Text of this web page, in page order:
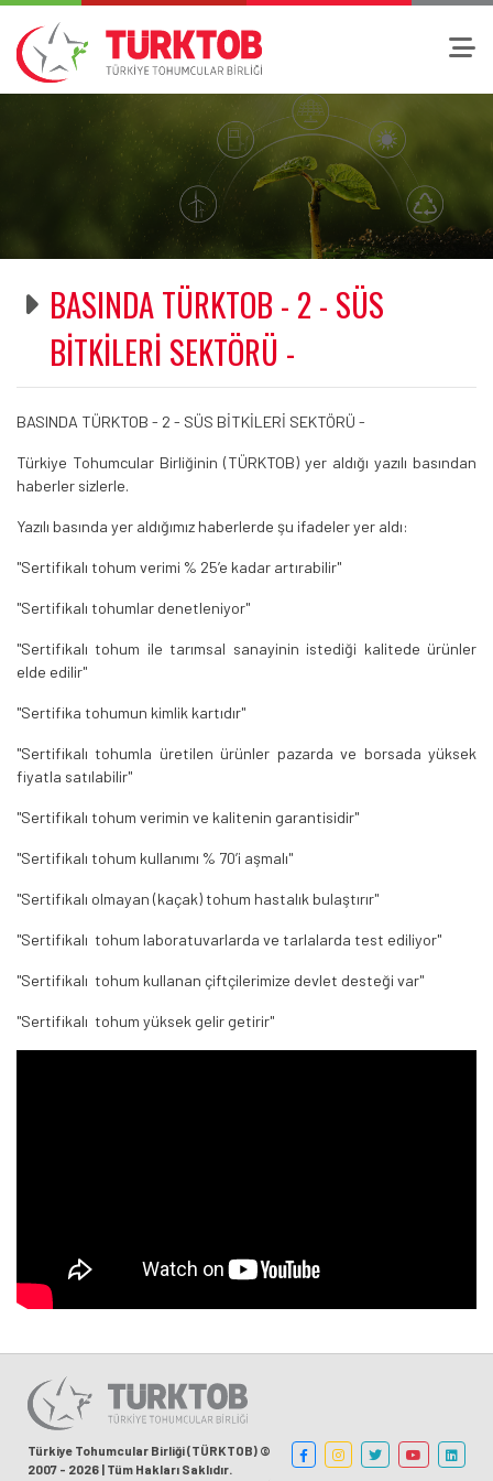
BASINDA TÜRKTOB - 2 - SÜS
BİTKİLERİ SEKTÖRÜ -
BASINDA TÜRKTOB - 2 - SÜS BİTKİLERİ SEKTÖRÜ -
Türkiye Tohumcular Birliğinin (TÜRKTOB) yer aldığı yazılı basından
haberler sizlerle.
Yazılı basında yer aldığımız haberlerde şu ifadeler yer aldı:
"Sertifikalı tohum verimi % 25’e kadar artırabilir"
"Sertifikalı tohumlar denetleniyor"
"Sertifikalı tohum ile tarımsal sanayinin istediği kalitede ürünler
elde edilir"
"Sertifika tohumun kimlik kartıdır"
"Sertifikalı tohumla üretilen ürünler pazarda ve borsada yüksek
fiyatla satılabilir"
"Sertifikalı tohum verimin ve kalitenin garantisidir"
"Sertifikalı tohum kullanımı % 70’i aşmalı"
"Sertifikalı olmayan (kaçak) tohum hastalık bulaştırır"
"Sertifikalı tohum laboratuvarlarda ve tarlalarda test ediliyor"
"Sertifikalı tohum kullanan çiftçilerimize devlet desteği var"
"Sertifikalı tohum yüksek gelir getirir"
Türkiye Tohumcular Birliği (TÜRKTOB) ©
2007 - 2026 | Tüm Hakları Saklıdır.